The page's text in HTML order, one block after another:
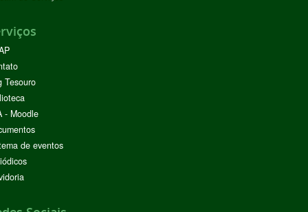
Tesouro
- Moodle
de eventos